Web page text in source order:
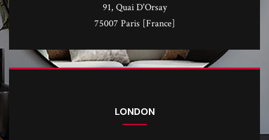
91, Quai D'Orsay
75007 Paris [France]
LONDON